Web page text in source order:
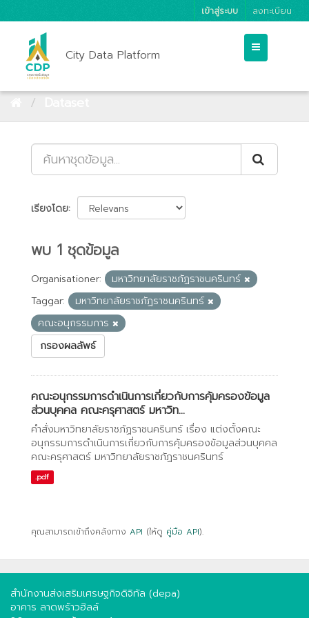
เข้าสู่ระบบ ลงทะเบียน
City Data Platform
เรียงโดย
พบ 1 ชุดข้อมูล
Organisationer:
มหาวิทยาลัยราชภัฏราชนครินทร์
Taggar:
มหาวิทยาลัยราชภัฏราชนครินทร์
คณะอนุกรรมการ
กรองผลลัพธ์
คณะอนุกรรมการดำเนินการเกี่ยวกับการคุ้มครองข้อมูล
ส่วนบุคคล คณะครุศาสตร์ มหาวิท...
คำสั่งมหาวิทยาลัยราชภัฏราชนครินทร์ เรื่อง แต่งตั้งคณะ
อนุกรรมการดำเนินการเกี่ยวกับการคุ้มครองข้อมูลส่วนบุคคล
คณะครุศาสตร์ มหาวิทยาลัยราชภัฏราชนครินทร์
.pdf
คุณสามารถเข้าถึงคลังทาง API (ให้ดู คู่มือ API).
สำนักงานส่งเสริมเศรษฐกิจดิจิทัล (depa)
อาคาร ลาดพร้าวฮิลล์